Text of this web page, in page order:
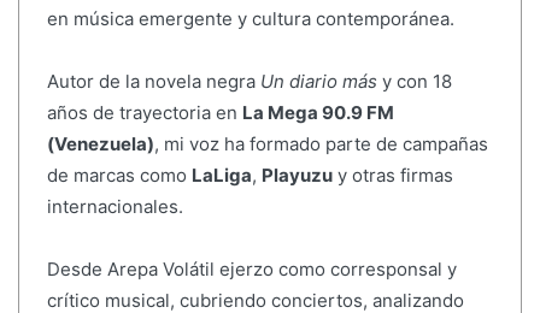
en música emergente y cultura contemporánea.
Autor de la novela negra Un diario más y con 18
años de trayectoria en La Mega 90.9 FM
(Venezuela), mi voz ha formado parte de campañas
de marcas como LaLiga, Playuzuy otras firmas
internacionales.
Desde Arepa Volátil ejerzo como corresponsal y
crítico musical, cubriendo conciertos, analizando